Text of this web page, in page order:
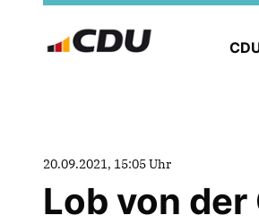
20.09.2021, 15:05 Uhr
Lob von der